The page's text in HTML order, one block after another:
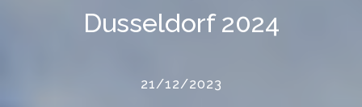
Dusseldorf 2024
21/12/2023